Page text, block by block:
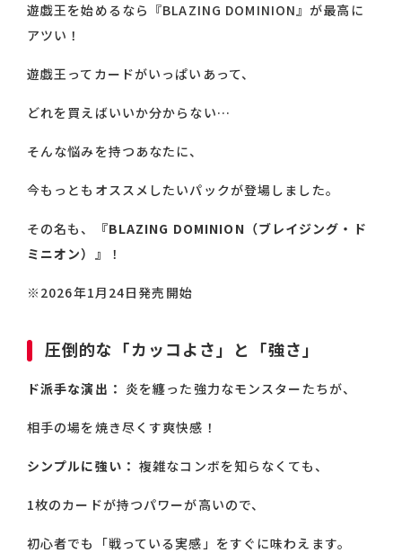
遊戯王を始めるなら『BLAZING DOMINION』が最高に
アツい！
遊戯王ってカードがいっぱいあって、
どれを買えばいいか分からない…
そんな悩みを持つあなたに、
今もっともオススメしたいパックが登場しました。
その名も、
『BLAZING DOMINION（ブレイジング・ド
ミニオン）』
！
※2026年1月24日発売開始
圧倒的な「カッコよさ」と「強さ」
ド派手な演出： 炎を纏った強力なモンスターたちが、
相手の場を焼き尽くす爽快感！
シンプルに強い： 複雑なコンボを知らなくても、
1枚のカードが持つパワーが高いので、
初心者でも「戦っている実感」をすぐに味わえます。